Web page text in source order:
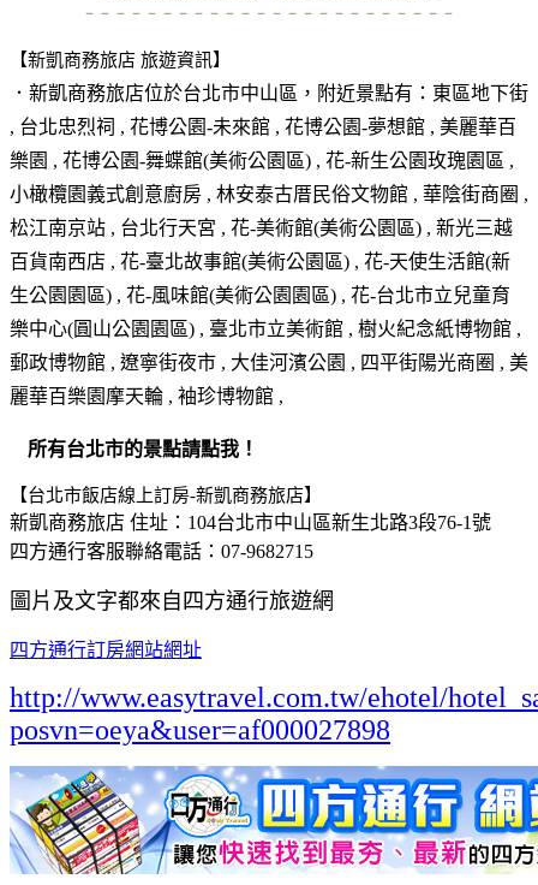
－－－－－－－－－－－－－－－－－－－－－－－－
【新凱商務旅店 旅遊資訊】
．新凱商務旅店位於台北市中山區 ，附近景點有：東區地下街
, 台北忠烈祠 , 花博公園-未來館 , 花博公園-夢想館 , 美麗華百
樂園 , 花博公園-舞蝶館(美術公園區) , 花-新生公園玫瑰園區 ,
小橄欖園義式創意廚房 , 林安泰古厝民俗文物館 , 華陰街商圈 ,
松江南京站 , 台北行天宮 , 花-美術館(美術公園區) , 新光三越
百貨南西店 , 花-臺北故事館(美術公園區) , 花-天使生活館(新
生公園園區) , 花-風味館(美術公園園區) , 花-台北市立兒童育
樂中心(圓山公園園區) , 臺北市立美術館 , 樹火紀念紙博物館 ,
郵政博物館 , 遼寧街夜市 , 大佳河濱公園 , 四平街陽光商圈 , 美
麗華百樂園摩天輪 , 袖珍博物館 ,
所有台北市的景點請點我！
【台北市飯店線上訂房-新凱商務旅店】
新凱商務旅店 住址：104台北市中山區新生北路3段76-1號
四方通行客服聯絡電話：07-9682715
圖片及文字都來自四方通行旅遊網
四方通行訂房網站網址
http://www.easytravel.com.tw/ehotel/
posvn=oeya&user=af000027898